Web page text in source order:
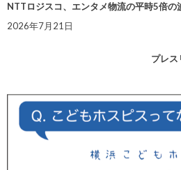
NTTロジスコ、エンタメ物流の平時5倍
2026年7月21日
プレス